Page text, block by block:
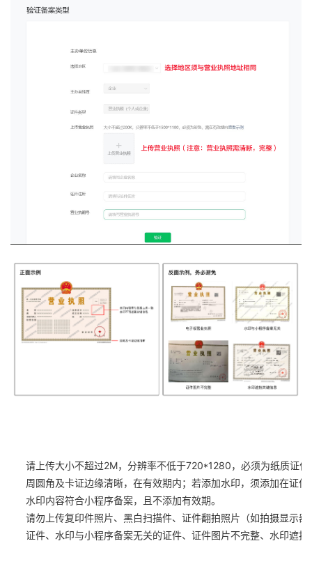
请上传大小不超过2M，分辨率不低于720*1280，必须为纸质证
周圆角及卡证边缘清晰，在有效期内；若添加水印，须添加在证
水印内容符合小程序备案，且不添加有效期。
请勿上传复印件照片、黑白扫描件、证件翻拍照片（如拍摄显示
证件、水印与小程序备案无关的证件、证件图片不完整、水印遮